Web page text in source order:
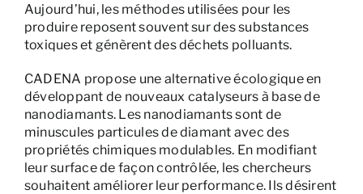
Aujourd’hui, les méthodes utilisées pour les
produire reposent souvent sur des substances
toxiques et génèrent des déchets polluants.
CADENA propose une alternative écologique en
développant de nouveaux catalyseurs à base de
nanodiamants. Les nanodiamants sont de
minuscules particules de diamant avec des
propriétés chimiques modulables. En modifiant
leur surface de façon contrôlée, les chercheurs
souhaitent améliorer leur performance. Ils désirent